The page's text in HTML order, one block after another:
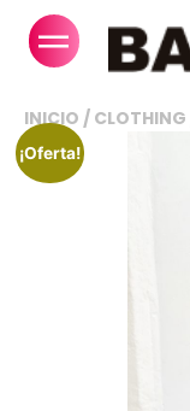
INICIO / CLOTHING
¡Oferta!